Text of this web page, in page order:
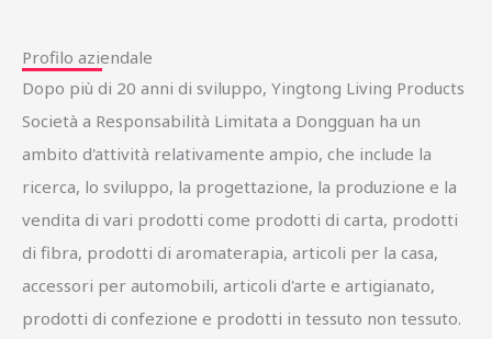
Profilo aziendale
Dopo più di 20 anni di sviluppo, Yingtong Living Products
Società a Responsabilità Limitata a Dongguan ha un
ambito d'attività relativamente ampio, che include la
ricerca, lo sviluppo, la progettazione, la produzione e la
vendita di vari prodotti come prodotti di carta, prodotti
di fibra, prodotti di aromaterapia, articoli per la casa,
accessori per automobili, articoli d'arte e artigianato,
prodotti di confezione e prodotti in tessuto non tessuto.